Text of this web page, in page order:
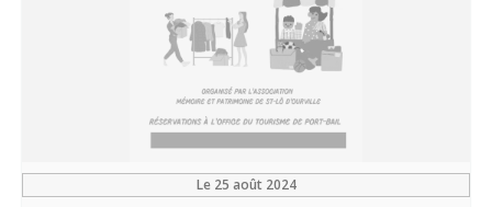
Le 25 août 2024